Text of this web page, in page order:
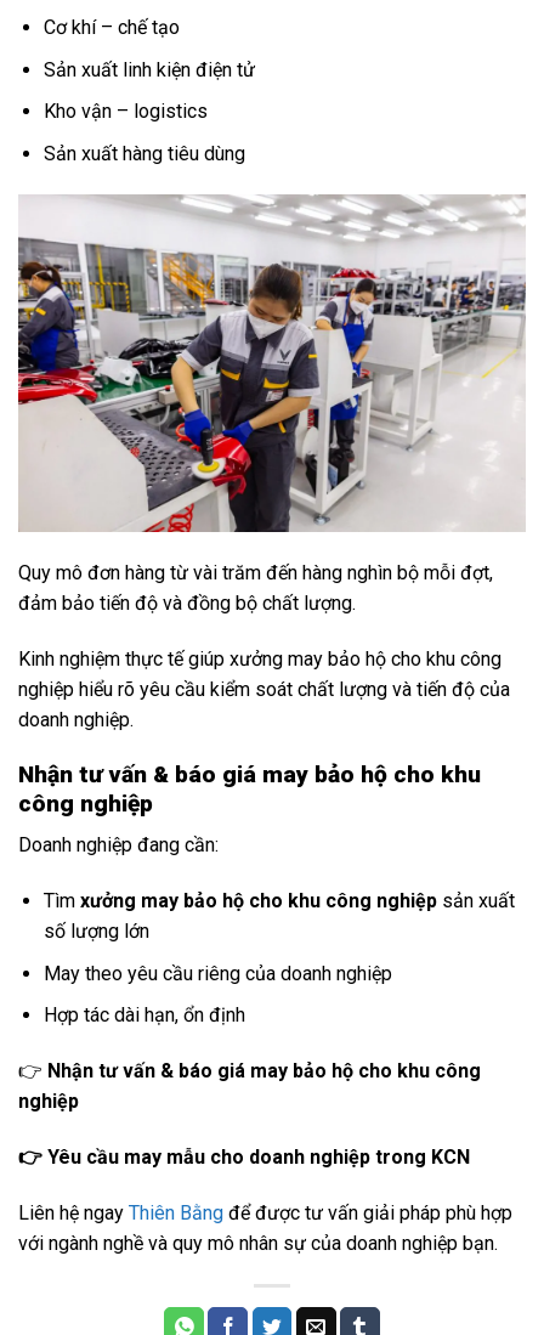
Cơ khí – chế tạo
Sản xuất linh kiện điện tử
Kho vận – logistics
Sản xuất hàng tiêu dùng
Quy mô đơn hàng từ vài trăm đến hàng nghìn bộ mỗi đợt,
đảm bảo tiến độ và đồng bộ chất lượng.
Kinh nghiệm thực tế giúp xưởng may bảo hộ cho khu công
nghiệp hiểu rõ yêu cầu kiểm soát chất lượng và tiến độ của
doanh nghiệp.
Nhận tư vấn & báo giá may bảo hộ cho khu
công nghiệp
Doanh nghiệp đang cần:
Tìm xưởng may bảo hộ cho khu công nghiệpsản xuất
số lượng lớn
May theo yêu cầu riêng của doanh nghiệp
Hợp tác dài hạn, ổn định
👉 Nhận tư vấn & báo giá may bảo hộ cho khu công
nghiệp
👉 Yêu cầu may mẫu cho doanh nghiệp trong KCN
Liên hệ ngay Thiên Bằng để được tư vấn giải pháp phù hợp
với ngành nghề và quy mô nhân sự của doanh nghiệp bạn.